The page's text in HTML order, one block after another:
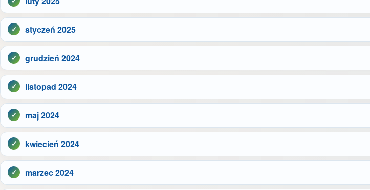
styczeń 2025
grudzień 2024
listopad 2024
maj 2024
kwiecień 2024
marzec 2024